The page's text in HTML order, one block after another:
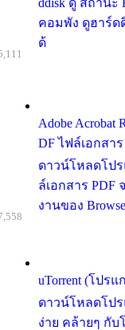
ddisk ดู สถาน
คอมพัง ดูฮาร์ดดิ
ด้
Adobe Acrobat
DF ไฟล์เอกสาร
ดาวน์โหลดโปร
ล์เอกสาร PDF
งานของ
uTorrent (โปร
ดาวน์โหลดโปร
ง่าย คล้ายๆ กั